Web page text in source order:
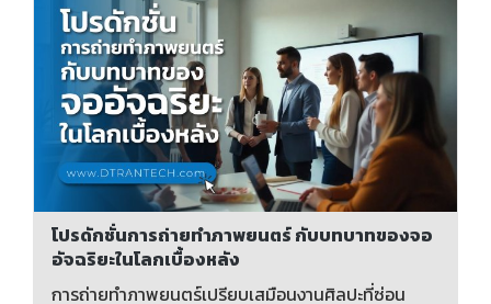
โปรดักชั่นการถ่ายทำภาพยนตร์ กับบทบาทของจอ
อัจฉริยะในโลกเบื้องหลัง
การถ่ายทำภาพยนตร์เปรียบเสมือนงานศิลปะที่ซ่อน